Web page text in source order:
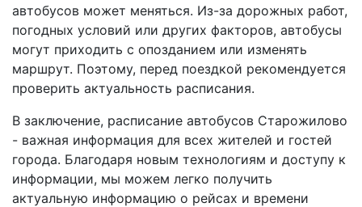
автобусов может меняться. Из-за дорожных работ,
погодных условий или других факторов, автобусы
могут приходить с опозданием или изменять
маршрут. Поэтому, перед поездкой рекомендуется
проверить актуальность расписания.
В заключение, расписание автобусов Старожилово
- важная информация для всех жителей и гостей
города. Благодаря новым технологиям и доступу к
информации, мы можем легко получить
актуальную информацию о рейсах и времени